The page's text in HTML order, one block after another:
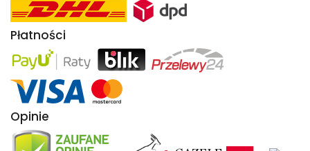
Płatności
Opinie